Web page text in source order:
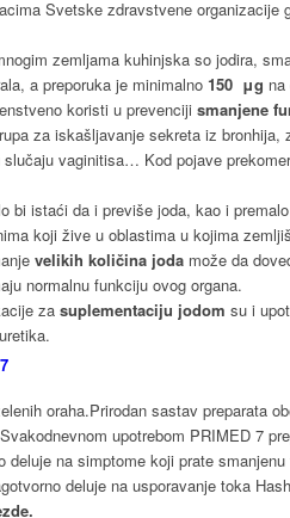
Svetske zdravstvene
zemljama kuhinjska so jodira,
a preporuka je minimalno 150 μg na
koristi u prevenciji smanjene
za iskašljavanje sekreta iz
slučaju vaginitisa… Kod pojave
bi istaći da i previše joda, kao i
koji žive u oblastima u kojima
velikih količina joda može da
normalnu funkciju ovog organa.
za suplementaciju jodom su i
oraha.Prirodan sastav preparata
upotrebom PRIMED 7
deluje na simptome koji prate
deluje na usporavanje toka